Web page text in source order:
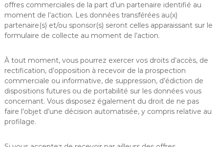
offres commerciales de la part d’un partenaire identifié au
moment de l’action. Les données transférées au(x)
partenaire(s) et/ou sponsor(s) seront celles apparaissant sur le
formulaire de collecte au moment de l’action.
À tout moment, vous pourrez exercer vos droits d’accès, de
rectification, d’opposition à recevoir de la prospection
commerciale ou informative, de suppression, d’édiction de
dispositions futures ou de portabilité sur les données vous
concernant. Vous disposez également du droit de ne pas
faire l’objet d’une décision automatisée, y compris relative au
profilage.